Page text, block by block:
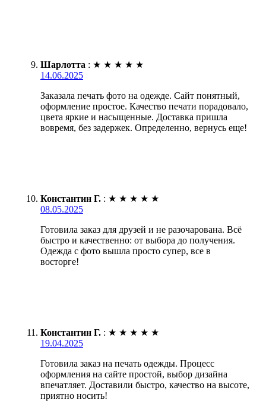
Шарлотта : ★ ★ ★ ★ ★
14.06.2025
Заказала печать фото на одежде. Сайт понятный,
оформление простое. Качество печати порадовало,
цвета яркие и насыщенные. Доставка пришла
вовремя, без задержек. Определенно, вернусь еще!
Константин Г. : ★ ★ ★ ★ ★
08.05.2025
Готовила заказ для друзей и не разочарована. Всё
быстро и качественно: от выбора до получения.
Одежда с фото вышла просто супер, все в
восторге!
Константин Г. : ★ ★ ★ ★ ★
19.04.2025
Готовила заказ на печать одежды. Процесс
оформления на сайте простой, выбор дизайна
впечатляет. Доставили быстро, качество на высоте,
приятно носить!